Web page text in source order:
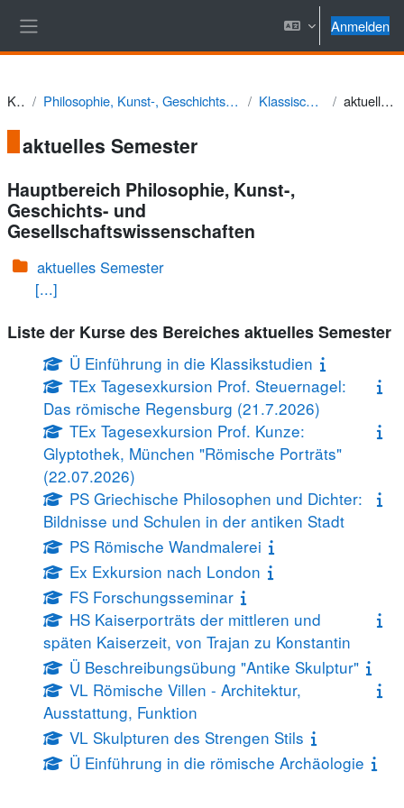
Anmelden
Kurse Philosophie, Kunst-, Geschichts- und Gesellschaftswissenschaften Klassische Archäologie aktuelles Semester
aktuelles Semester
Hauptbereich Philosophie, Kunst-,
Geschichts- und
Gesellschaftswissenschaften
aktuelles Semester
[...]
Liste der Kurse des Bereiches aktuelles Semester
Ü Einführung in die Klassikstudien
TEx Tagesexkursion Prof. Steuernagel:
Das römische Regensburg (21.7.2026)
TEx Tagesexkursion Prof. Kunze:
Glyptothek, München "Römische Porträts"
(22.07.2026)
PS Griechische Philosophen und Dichter:
Bildnisse und Schulen in der antiken Stadt
PS Römische Wandmalerei
Ex Exkursion nach London
FS Forschungsseminar
HS Kaiserporträts der mittleren und
späten Kaiserzeit, von Trajan zu Konstantin
Ü Beschreibungsübung "Antike Skulptur"
VL Römische Villen - Architektur,
Ausstattung, Funktion
VL Skulpturen des Strengen Stils
Ü Einführung in die römische Archäologie